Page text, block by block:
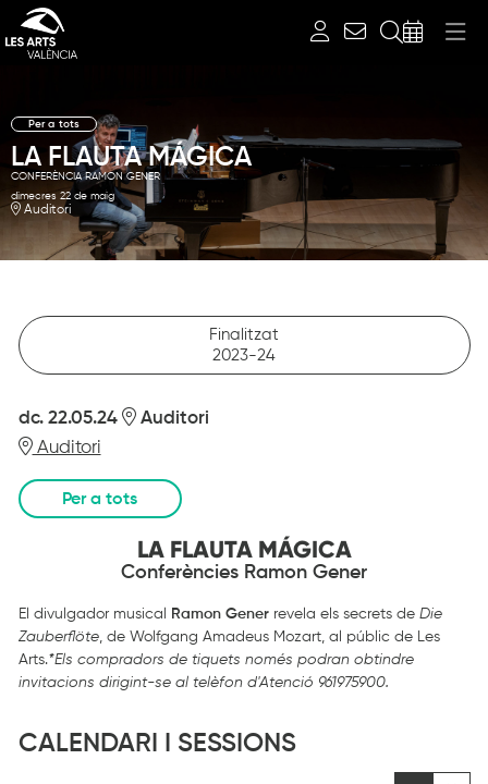
Per a tots
LA FLAUTA MÁGICA
CONFERÈNCIA RAMON GENER
dimecres 22 de maig
Auditori
Finalitzat
2023-24
dc. 22.05.24
Auditori
Auditori
Per a tots
LA FLAUTA MÁGICA
Conferències Ramon Gener
El divulgador musical Ramon Generrevela els secrets de Die
Zauberflöte, de Wolfgang Amadeus Mozart, al públic de Les
Arts.*Els compradors de tiquets només podran obtindre
invitacions dirigint-se al telèfon d'Atenció 961975900.
CALENDARI I SESSIONS